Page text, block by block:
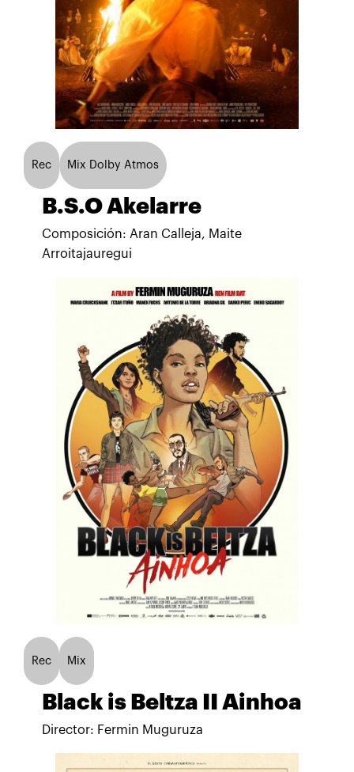
Rec Mix Dolby Atmos
B.S.O Akelarre
Composición: Aran Calleja, Maite
Arroitajauregui
Rec Mix
Black is Beltza II Ainhoa
Director: Fermin Muguruza